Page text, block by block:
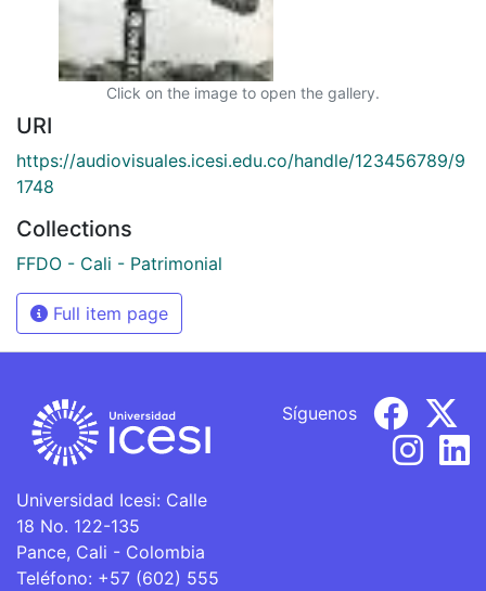
Click on the image to open the gallery.
URI
https://audiovisuales.icesi.edu.co/handle/123456789/9
1748
Collections
FFDO - Cali - Patrimonial
Full item page
Universidad Icesi: Calle
18 No. 122-135
Pance, Cali - Colombia
Teléfono: +57 (602) 555
Síguenos